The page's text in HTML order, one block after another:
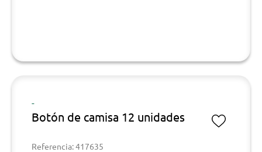
-
Botón de camisa 12 unidades
Referencia: 417635